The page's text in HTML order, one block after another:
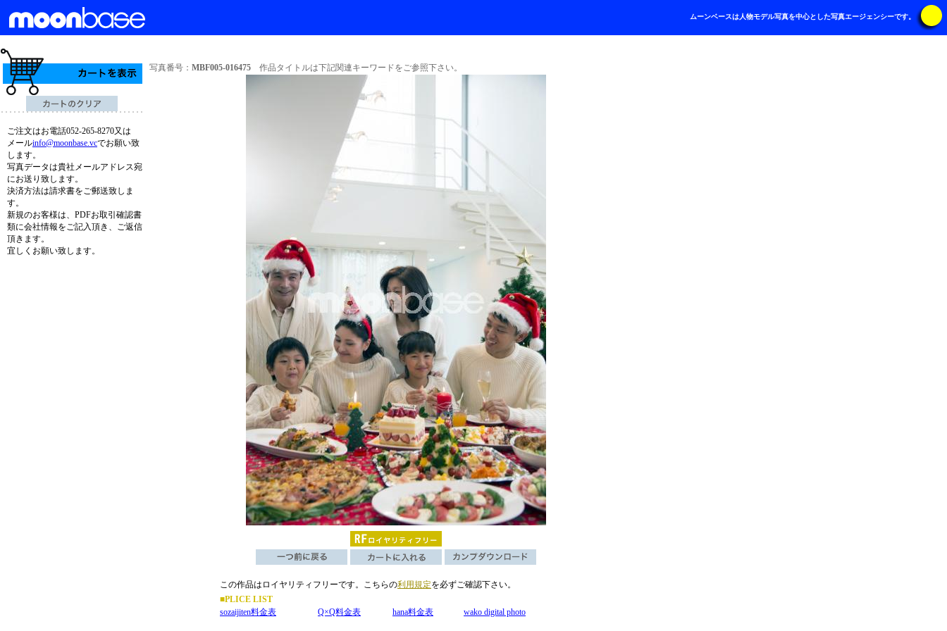
ムーンベースは人物モデル写真を中心とした写真エージェンシーです。
ご注文はお電話052-265-8270又は
メールinfo@moonbase.vcでお願い致
します。
写真データは貴社メールアドレス宛
にお送り致します。
決済方法は請求書をご郵送致しま
す。
新規のお客様は、PDFお取引確認書
類に会社情報をご記入頂き、ご返信
頂きます。
宜しくお願い致します。
写真番号： MBF005-016475 作品タイトルは下記関連キーワードをご参照下さい。
この作品はロイヤリティフリーです。こちらの利用規定を必ずご確認下さい。
■PLICE LIST
sozaijiten料金表
Q×Q料金表 hana料金表 wako digital photo